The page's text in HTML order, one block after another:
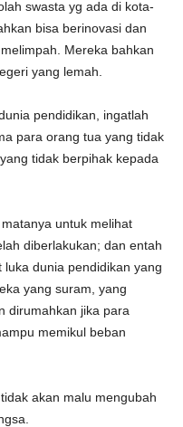
swasta yg ada di kota-
bisa berinovasi dan
Mereka bahkan
yang lemah.
pendidikan, ingatlah
para orang tua yang tidak
tidak berpihak kepada
untuk melihat
diberlakukan; dan entah
dunia pendidikan yang
yang suram, yang
dirumahkan jika para
memikul beban
akan malu mengubah